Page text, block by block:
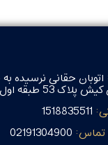
اتوبان حقانی نرسیده
53 طبقه اول (مسیریابی).
1518835511
تماس: 02191304900